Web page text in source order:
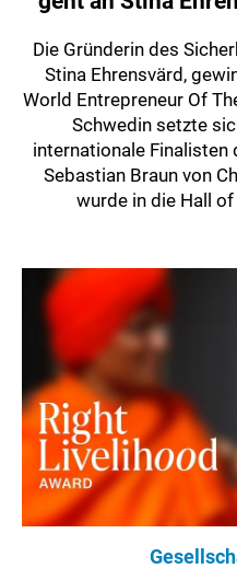
Die Gründerin des
Stina Ehrensvärd,
World Entrepreneur Of
Schwedin setzte
internationale Finalisten
Sebastian Braun von
wurde in die Hall